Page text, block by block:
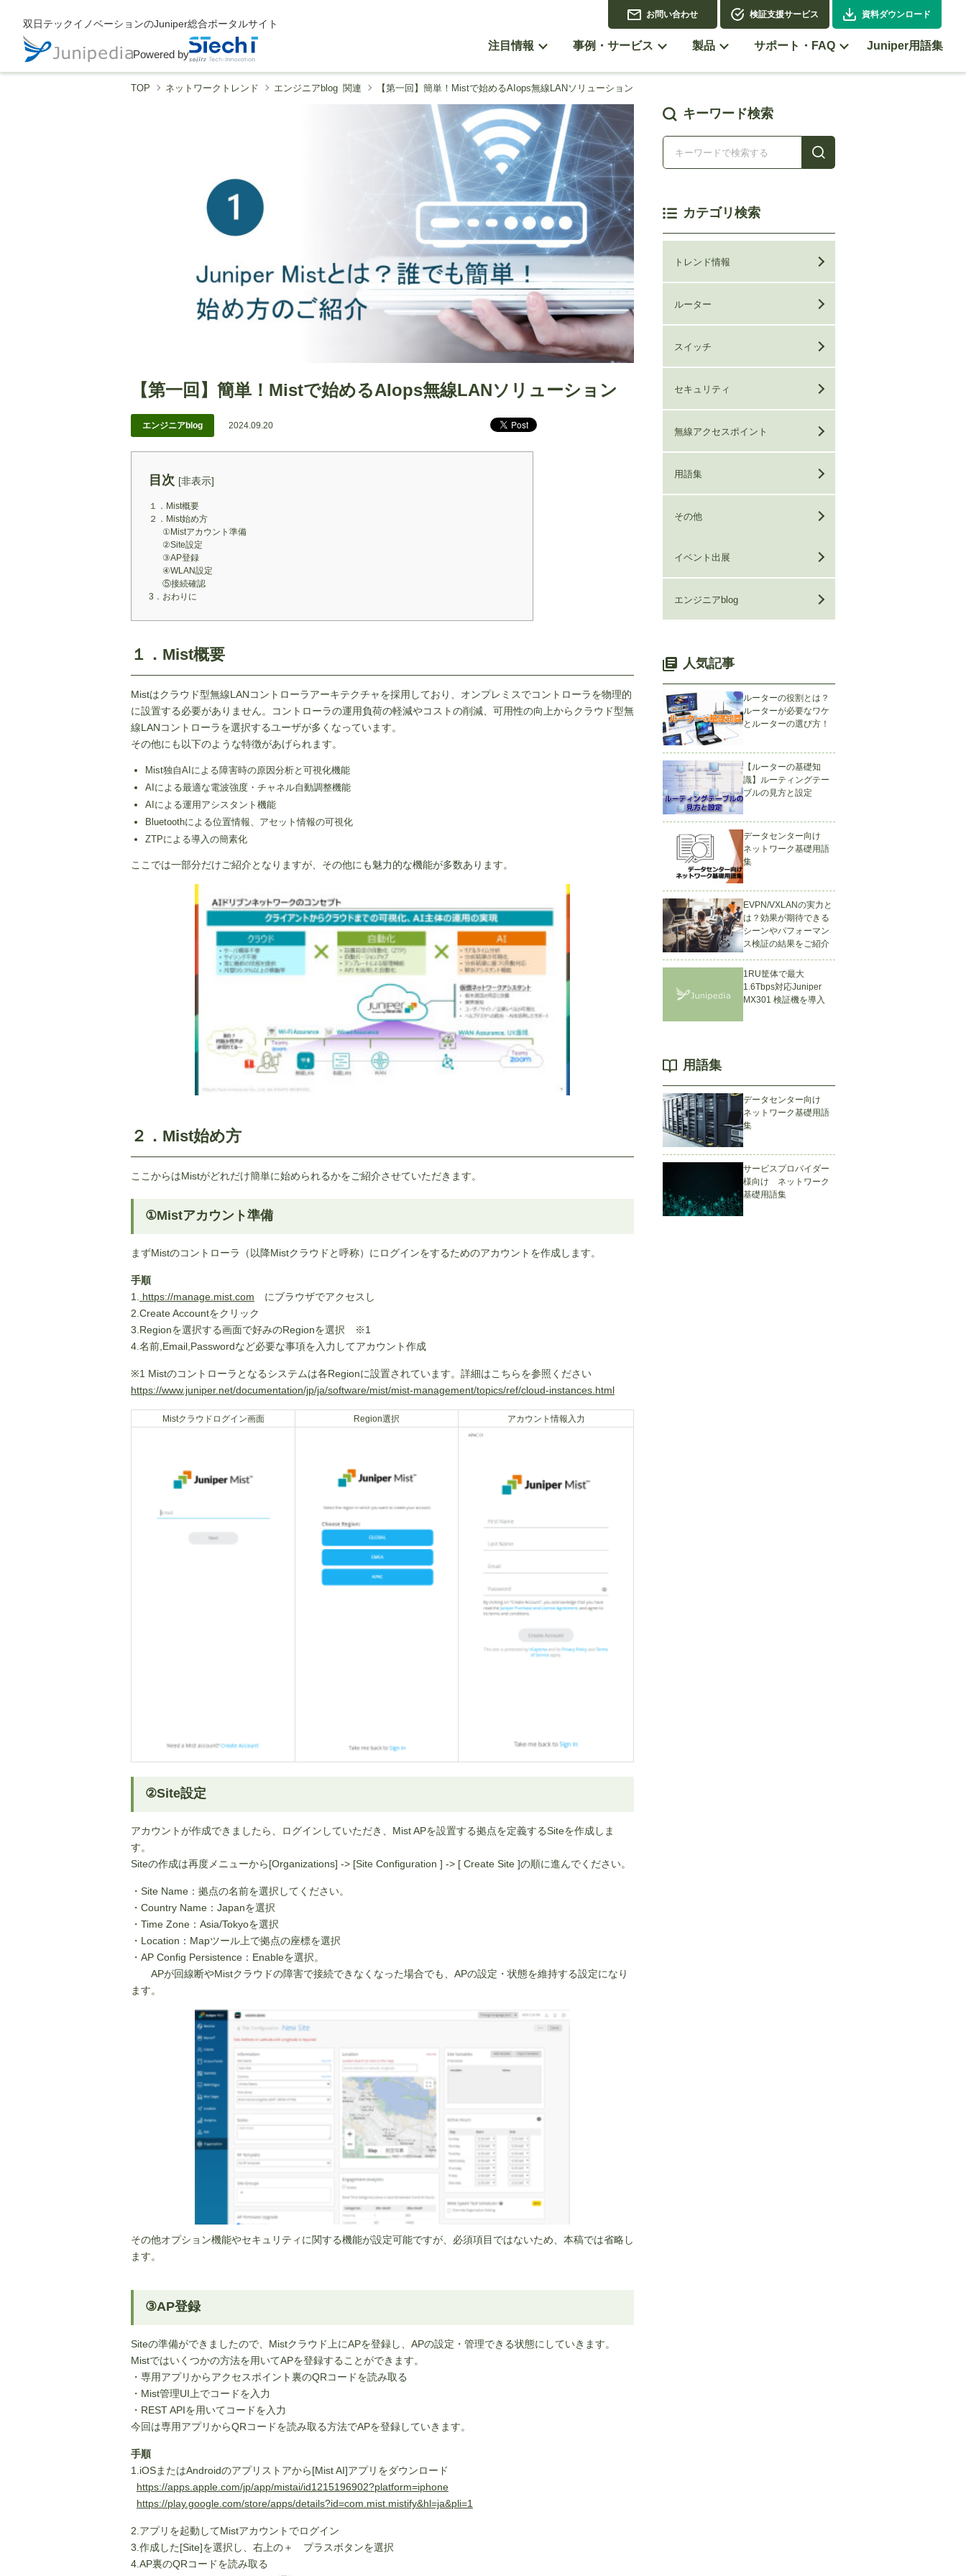
双日テックイノベーションのJuniper総合ポータルサイト
Powered by
お問い合わせ 検証支援サービス 資料ダウンロード
注目情報 事例・サービス 製品 サポート・FAQ Juniper用語集
TOP ネットワークトレンド エンジニアblog 関連 【第一回】簡単！Mistで始めるAIops無線LANソリューション
【第一回】簡単！Mistで始めるAIops無線LANソリューション
エンジニアblog 2024.09.20
目次 [非表示]
１．Mist概要
２．Mist始め方
①Mistアカウント準備
②Site設定
③AP登録
④WLAN設定
⑤接続確認
3．おわりに
１．Mist概要
Mistはクラウド型無線LANコントローラアーキテクチャを採用しており、オンプレミスでコントローラを物理的
に設置する必要がありません。コントローラの運用負荷の軽減やコストの削減、可用性の向上からクラウド型無
線LANコントローラを選択するユーザが多くなっています。
その他にも以下のような特徴があげられます。
Mist独自AIによる障害時の原因分析と可視化機能
AIによる最適な電波強度・チャネル自動調整機能
AIによる運用アシスタント機能
Bluetoothによる位置情報、アセット情報の可視化
ZTPによる導入の簡素化
ここでは一部分だけご紹介となりますが、その他にも魅力的な機能が多数あります。
２．Mist始め方
ここからはMistがどれだけ簡単に始められるかをご紹介させていただきます。
①Mistアカウント準備
まずMistのコントローラ（以降Mistクラウドと呼称）にログインをするためのアカウントを作成します。
手順
1.
https://manage.mist.com にブラウザでアクセスし
2.Create Accountをクリック
3.Regionを選択する画面で好みのRegionを選択 ※1
4.名前,Email,Passwordなど必要な事項を入力してアカウント作成
※1 Mistのコントローラとなるシステムは各Regionに設置されています。詳細はこちらを参照ください
https://www.juniper.net/documentation/jp/ja/software/mist/mist-management/topics/ref/cloud-instances.html
Mistクラウドログイン画面 Region選択 アカウント情報入力
②Site設定
アカウントが作成できましたら、ログインしていただき、Mist APを設置する拠点を定義するSiteを作成しま
す。
Siteの作成は再度メニューから[Organizations] -> [Site Configuration ] -> [ Create Site ]の順に進んでください。
・Site Name：拠点の名前を選択してください。
・Country Name：Japanを選択
・Time Zone：Asia/Tokyoを選択
・Location：Mapツール上で拠点の座標を選択
・AP Config Persistence：Enableを選択。
APが回線断やMistクラウドの障害で接続できなくなった場合でも、APの設定・状態を維持する設定になり
ます。
その他オプション機能やセキュリティに関する機能が設定可能ですが、必須項目ではないため、本稿では省略し
ます。
③AP登録
Siteの準備ができましたので、Mistクラウド上にAPを登録し、APの設定・管理できる状態にしていきます。
Mistではいくつかの方法を用いてAPを登録することができます。
・専用アプリからアクセスポイント裏のQRコードを読み取る
・Mist管理UI上でコードを入力
・REST APIを用いてコードを入力
今回は専用アプリからQRコードを読み取る方法でAPを登録していきます。
手順
1.iOSまたはAndroidのアプリストアから[Mist AI]アプリをダウンロード
https://apps.apple.com/jp/app/mistai/id1215196902?platform=iphone
https://play.google.com/store/apps/details?id=com.mist.mistify&hl=ja&pli=1
2.アプリを起動してMistアカウントでログイン
3.作成した[Site]を選択し、右上の＋ プラスボタンを選択
4.AP裏のQRコードを読み取る
キーワード検索
カテゴリ検索
トレンド情報
ルーター
スイッチ
セキュリティ
無線アクセスポイント
用語集
その他
イベント出展
エンジニアblog
人気記事
ルーターの役割とは？
ルーターが必要なワケ
とルーターの選び方！
【ルーターの基礎知
識】ルーティングテー
ブルの見方と設定
データセンター向け
ネットワーク基礎用語
集
EVPN/VXLANの実力と
は？効果が期待できる
シーンやパフォーマン
ス検証の結果をご紹介
1RU筐体で最大
1.6Tbps対応Juniper
MX301 検証機を導入
用語集
データセンター向け
ネットワーク基礎用語
集
サービスプロバイダー
様向け ネットワーク
基礎用語集